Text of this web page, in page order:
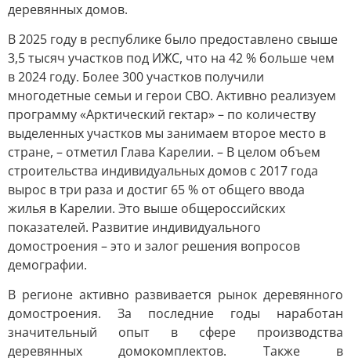
деревянных домов.
В 2025 году в республике было предоставлено свыше
3,5 тысяч участков под ИЖС, что на 42 % больше чем
в 2024 году. Более 300 участков получили
многодетные семьи и герои СВО. Активно реализуем
программу «Арктический гектар» – по количеству
выделенных участков мы занимаем второе место в
стране, – отметил Глава Карелии. – В целом объем
строительства индивидуальных домов с 2017 года
вырос в три раза и достиг 65 % от общего ввода
жилья в Карелии. Это выше общероссийских
показателей. Развитие индивидуального
домостроения – это и залог решения вопросов
демографии.
В регионе активно развивается рынок деревянного
домостроения. За последние годы наработан
значительный опыт в сфере производства
деревянных домокомплектов. Также в